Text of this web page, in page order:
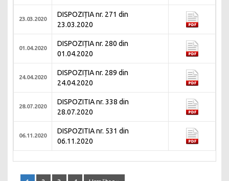
23.03.2020
DISPOZIȚIA nr. 271 din
23.03.2020
01.04.2020
DISPOZIȚIA nr. 280 din
01.04.2020
24.04.2020
DISPOZIȚIA nr. 289 din
24.04.2020
28.07.2020
DISPOZITIA nr. 338 din
28.07.2020
06.11.2020
DISPOZITIA nr. 531 din
06.11.2020